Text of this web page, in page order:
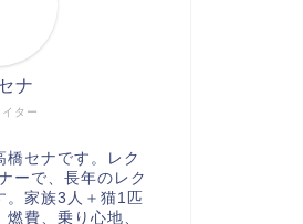
ター
ナ
橋セナです。レク
ーで、長年のレク
。家族3人＋猫1匹
費、乗り心地、